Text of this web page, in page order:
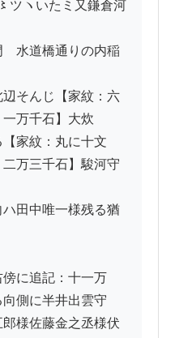
水道橋通りの内稲
そんじ【家紋：六
万千石】大炊
家紋：丸に十文
万三千石】駿河守
田中唯一様残る猶
傍に追記：十一万
側に半井出雲守
様佐藤金之丞様伏